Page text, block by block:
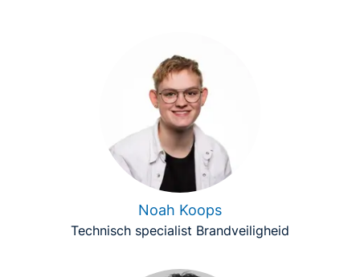
Noah Koops
Technisch specialist Brandveiligheid